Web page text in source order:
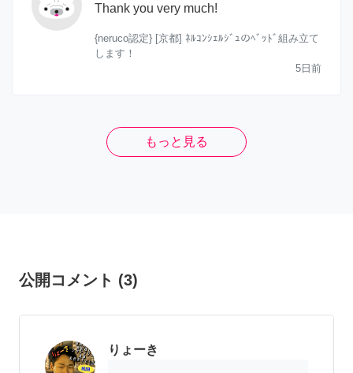
Thank you very much!
{neruco認定} [京都] ﾈﾙｺﾝｼｪﾙｼﾞｭのﾍﾞｯﾄﾞ組み立て
します！
5日前
もっと見る
公開コメント (3)
りょーき